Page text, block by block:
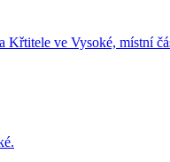
ve Vysoké, místní